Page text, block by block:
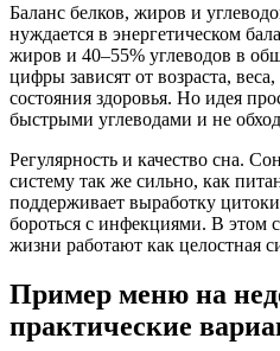
Баланс белков, жиров и
нуждается в энергетическом
жиров и 40–55% углеводов в
цифры зависят от возраста,
состояния здоровья. Но идея
быстрыми углеводами и не
Регулярность и качество сна.
систему так же сильно, как
поддерживает выработку
бороться с инфекциями. В этом
жизни работают как целостная
Пример меню на
практические